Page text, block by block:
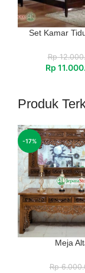
Set Kamar
Rp
Rp
Produk
-17%
Meja
Rp